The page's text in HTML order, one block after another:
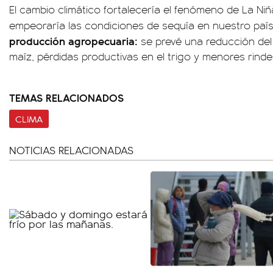
El cambio climático fortalecería el fenómeno de La
empeoraría las condiciones de sequía en nuestro
producción agropecuaria: se prevé una reducción
maíz, pérdidas productivas en el trigo y menores
TEMAS RELACIONADOS
CLIMA
NOTICIAS RELACIONADAS